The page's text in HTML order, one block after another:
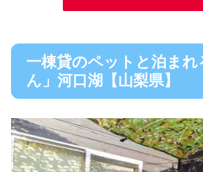
一棟貸のペットと泊まれ
ん」河口湖【山梨県】